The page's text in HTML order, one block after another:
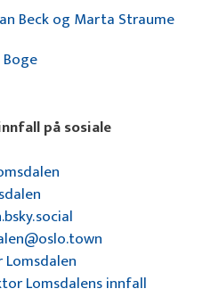
Beck og Marta Straume
på sosiale
Lomsdalen
Lomsdalens innfall